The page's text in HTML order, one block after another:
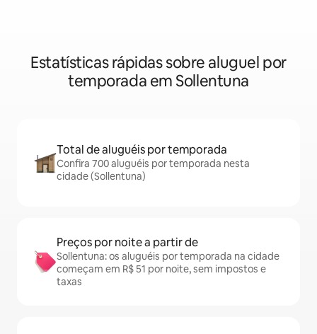
Estatísticas rápidas sobre aluguel por
temporada em Sollentuna
Total de aluguéis por temporada
Confira 700 aluguéis por temporada nesta
cidade (Sollentuna)
Preços por noite a partir de
Sollentuna: os aluguéis por temporada na cidade
começam em R$ 51 por noite, sem impostos e
taxas